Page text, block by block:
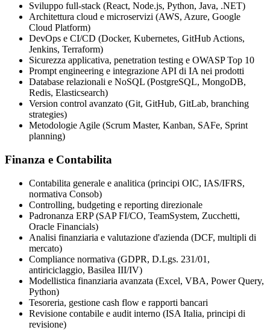
Sviluppo full-stack (React, Node.js, Python, Java, .NET)
Architettura cloud e microservizi (AWS, Azure, Google
Cloud Platform)
DevOps e CI/CD (Docker, Kubernetes, GitHub Actions,
Jenkins, Terraform)
Sicurezza applicativa, penetration testing e OWASP Top 10
Prompt engineering e integrazione API di IA nei prodotti
Database relazionali e NoSQL (PostgreSQL, MongoDB,
Redis, Elasticsearch)
Version control avanzato (Git, GitHub, GitLab, branching
strategies)
Metodologie Agile (Scrum Master, Kanban, SAFe, Sprint
planning)
Finanza e Contabilita
Contabilita generale e analitica (principi OIC, IAS/IFRS,
normativa Consob)
Controlling, budgeting e reporting direzionale
Padronanza ERP (SAP FI/CO, TeamSystem, Zucchetti,
Oracle Financials)
Analisi finanziaria e valutazione d'azienda (DCF, multipli di
mercato)
Compliance normativa (GDPR, D.Lgs. 231/01,
antiriciclaggio, Basilea III/IV)
Modellistica finanziaria avanzata (Excel, VBA, Power Query,
Python)
Tesoreria, gestione cash flow e rapporti bancari
Revisione contabile e audit interno (ISA Italia, principi di
revisione)